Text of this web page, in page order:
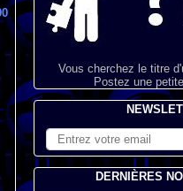
Vous cherchez le titre
Postez une
DERNIÈRES